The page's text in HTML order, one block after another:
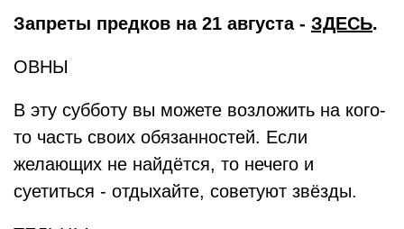
Запреты предков на 21 августа - ЗДЕСЬ.
ОВНЫ
В эту субботу вы можете возложить на кого-
то часть своих обязанностей. Если
желающих не найдётся, то нечего и
суетиться - отдыхайте, советуют звёзды.